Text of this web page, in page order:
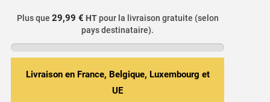
liquide
du
Dragon
Plus que 29,99 € HTpour la livraison gratuite (selon
pays destinataire).
Livraison en France, Belgique, Luxembourg et
UE